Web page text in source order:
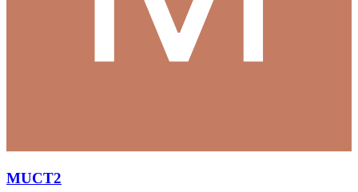
MUCT2